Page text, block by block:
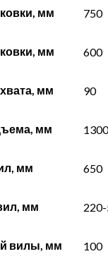
мм 750
мм 600
мм 90
мм 1300
мм 650
мм
вилы, мм 100